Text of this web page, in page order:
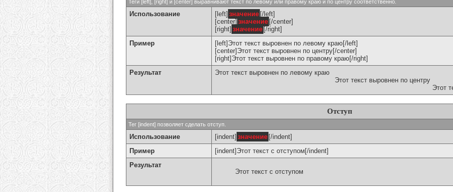
Теги [left], [right] и [center] выравнивают текст по левому или правому краю и по центру соответственно.
Использование [left] значение [/left]
[center] значение [/center]
[right] значение [/right]
Пример
[left]Этот текст выровнен по левому краю[/left]
[center]Этот текст выровнен по центру[/center]
[right]Этот текст выровнен по правому краю[/right]
Результат
Этот текст выровнен по левому краю
Этот текст выровнен по центру
Этот
Отступ
Тег [indent] позволяет сделать отступ.
Использование [indent] значение [/indent]
Пример
[indent]Этот текст с отступом[/indent]
Результат
Этот текст с отступом